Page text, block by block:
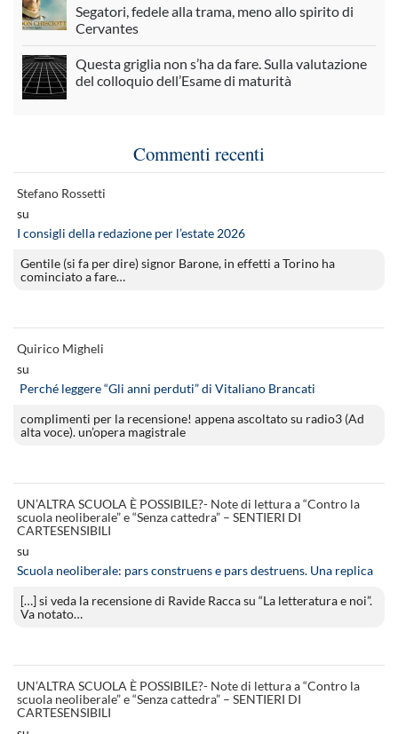
Segatori, fedele alla trama, meno allo spirito di
Cervantes
Questa griglia non s’ha da fare. Sulla valutazione
del colloquio dell’Esame di maturità
Commenti recenti
Stefano Rossetti
su
I consigli della redazione per l’estate 2026
Gentile (si fa per dire) signor Barone, in effetti a Torino ha
cominciato a fare…
Quirico Migheli
su
Perché leggere “Gli anni perduti” di Vitaliano Brancati
complimenti per la recensione! appena ascoltato su radio3 (Ad
alta voce). un’opera magistrale
UN’ALTRA SCUOLA È POSSIBILE?- Note di lettura a “Contro la
scuola neoliberale” e “Senza cattedra” – SENTIERI DI
CARTESENSIBILI
su
Scuola neoliberale: pars construens e pars destruens. Una replica
[…] si veda la recensione di Ravide Racca su “La letteratura e noi”.
Va notato…
UN’ALTRA SCUOLA È POSSIBILE?- Note di lettura a “Contro la
scuola neoliberale” e “Senza cattedra” – SENTIERI DI
CARTESENSIBILI